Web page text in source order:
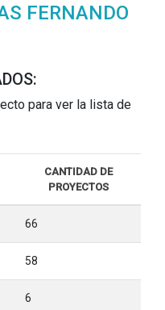
FERNANDO
para ver la lista de
CANTIDAD DE
PROYECTOS
66
58
6